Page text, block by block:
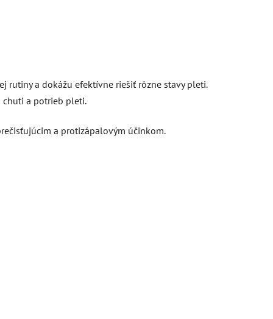
rutiny a dokážu efektívne riešiť rôzne stavy pleti.
chuti a potrieb pleti.
a protizápalovým účinkom.